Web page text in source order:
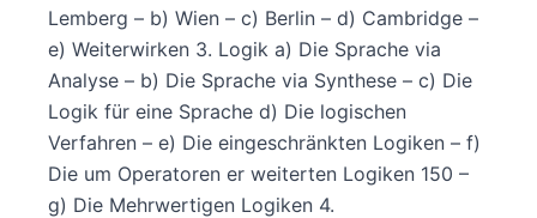
Lemberg – b) Wien – c) Berlin – d) Cambridge –
e) Weiterwirken 3. Logik a) Die Sprache via
Analyse – b) Die Sprache via Synthese – c) Die
Logik für eine Sprache d) Die logischen
Verfahren – e) Die eingeschränkten Logiken – f)
Die um Operatoren er weiterten Logiken 150 –
g) Die Mehrwertigen Logiken 4.